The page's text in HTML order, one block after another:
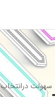
سهولت درانتخاب